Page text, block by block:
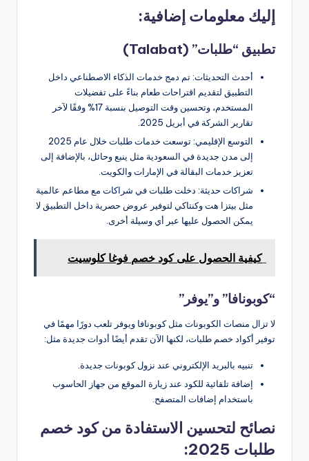
إليك معلومات إضافية:
تطبيق “طلبات” (Talabat)
أحدث التحديثات: تم دمج خدمات الذكاء الاصطناعي داخل
التطبيق لتقديم اقتراحات طعام بناءً على تفضيلات
المستخدم، وتحسين وقت التوصيل بنسبة 17% وفقًا لآخر
تقارير الشركة في أبريل 2025.
التوسع الإقليمي: توسعت خدمات طلبات خلال عام 2025
إلى مدن جديدة في السعودية مثل ينبع وحائل، بالإضافة إلى
تعزيز خدمات البقالة في الإمارات والكويت.
شراكات حديثة: دخلت طلبات في شراكات مع مطاعم عالمية
مثل بيتزا هت وكنتاكي لتوفير عروض حصرية داخل التطبيق لا
يمكن الحصول عليها عبر أي وسيلة أخرى.
كيفية الحصول على كود خصم فوغا كلوسيت
“كوبونافا” و”يوفر”
لا تزال منصات الكوبونات مثل كوبونافا ويوفر تلعب دورًا مهمًا في
توفير أكواد خصم طلبات، لكنها الآن تقدم أيضًا أدوات جديدة مثل:
تنبيه بالبريد الإلكتروني عند نزول كوبونات جديدة.
إضافة تلقائية للكود عند زيارة الموقع من جهاز الحاسوب
باستخدام إضافات المتصفح.
نصائح لتحسين الاستفادة من كود خصم
طلبات 2025: